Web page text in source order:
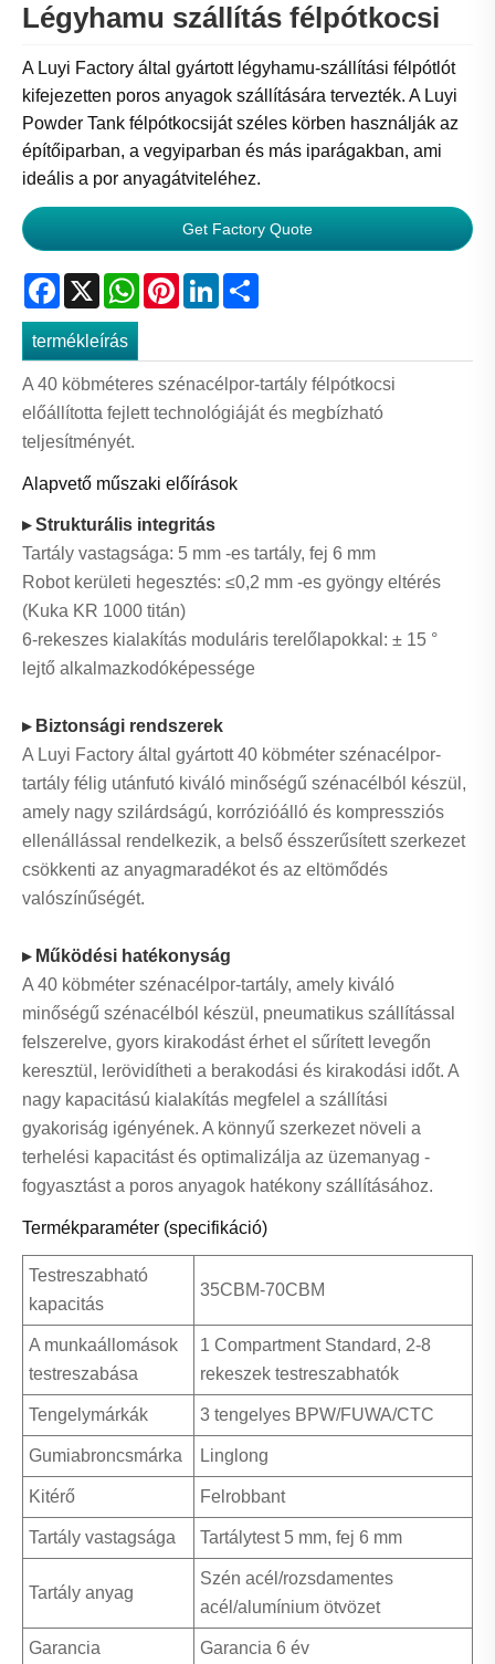
Légyhamu szállítás félpótkocsi
A Luyi Factory által gyártott légyhamu-szállítási félpótlót
kifejezetten poros anyagok szállítására tervezték. A Luyi
Powder Tank félpótkocsiját széles körben használják az
építőiparban, a vegyiparban és más iparágakban, ami
ideális a por anyagátviteléhez.
Get Factory Quote
Facebook
X WhatsApp
PinterestLinkedIn
termékleírás
A 40 köbméteres szénacélpor-tartály félpótkocsi
előállította fejlett technológiáját és megbízható
teljesítményét.
Alapvető műszaki előírások
▸ Strukturális integritás
Tartály vastagsága: 5 mm -es tartály, fej 6 mm
Robot kerületi hegesztés: ≤0,2 mm -es gyöngy eltérés
(Kuka KR 1000 titán)
6-rekeszes kialakítás moduláris terelőlapokkal: ± 15 °
lejtő alkalmazkodóképessége
▸ Biztonsági rendszerek
A Luyi Factory által gyártott 40 köbméter szénacélpor-
tartály félig utánfutó kiváló minőségű szénacélból készül,
amely nagy szilárdságú, korrózióálló és kompressziós
ellenállással rendelkezik, a belső ésszerűsített szerkezet
csökkenti az anyagmaradékot és az eltömődés
valószínűségét.
▸ Működési hatékonyság
A 40 köbméter szénacélpor-tartály, amely kiváló
minőségű szénacélból készül, pneumatikus szállítással
felszerelve, gyors kirakodást érhet el sűrített levegőn
keresztül, lerövidítheti a berakodási és kirakodási időt. A
nagy kapacitású kialakítás megfelel a szállítási
gyakoriság igényének. A könnyű szerkezet növeli a
terhelési kapacitást és optimalizálja az üzemanyag -
fogyasztást a poros anyagok hatékony szállításához.
Termékparaméter (specifikáció)
Testreszabható
kapacitás
35CBM-70CBM
A munkaállomások
testreszabása
1 Compartment Standard, 2-8
rekeszek testreszabhatók
Tengelymárkák 3 tengelyes BPW/FUWA/CTC
Gumiabroncsmárka Linglong
Kitérő Felrobbant
Tartály vastagsága Tartálytest 5 mm, fej 6 mm
Tartály anyag
Szén acél/rozsdamentes
acél/alumínium ötvözet
Garancia Garancia 6 év